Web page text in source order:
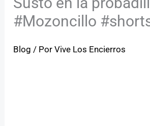
#Mozoncillo
Blog / PorVive Los Encierros